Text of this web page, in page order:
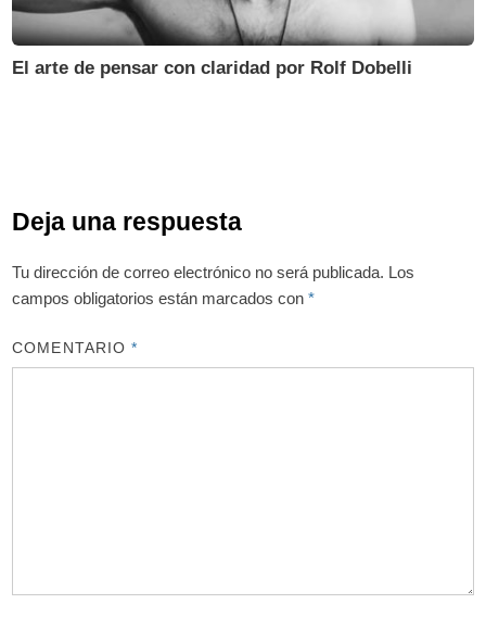
El arte de pensar con claridad por Rolf Dobelli
Deja una respuesta
Tu dirección de correo electrónico no será publicada. Los
campos obligatorios están marcados con*
COMENTARIO*